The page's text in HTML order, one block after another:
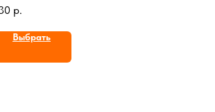
р.
Выбрать